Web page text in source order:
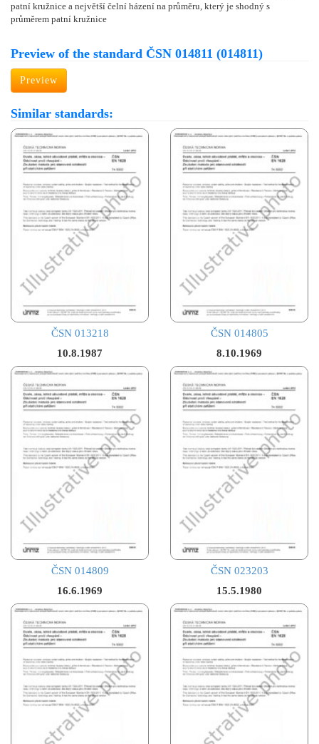
patní kružnice a největší čelní házení na průměru, který je shodný s
průměrem patní kružnice
Preview of the standard ČSN 014811 (014811)
Preview
Similar standards:
ČSN 013218
10.8.1987
ČSN 014805
8.10.1969
ČSN 014809
16.6.1969
ČSN 023203
15.5.1980